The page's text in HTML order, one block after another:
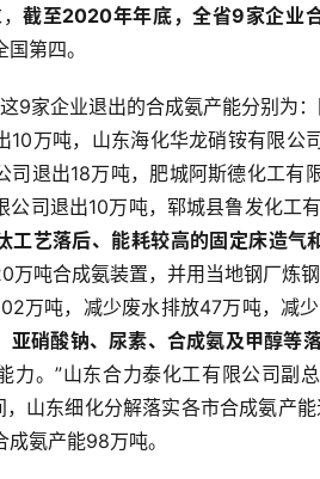
截至2020年年底，全省9家企业
第四。
9家企业退出的合成氨产能分别为：
10万吨，山东海化华龙硝铵有限
司退出18万吨，肥城阿斯德化工
公司退出10万吨，郓城县鲁发化工
工艺落后、能耗较高的固定床造气
万吨合成氨装置，并用当地钢厂炼
万吨，减少废水排放47万吨，减
亚硝酸钠、尿素、合成氨及甲醇等
力。”山东合力泰化工有限公司副
，山东细化分解落实各市合成氨产
氨产能98万吨。